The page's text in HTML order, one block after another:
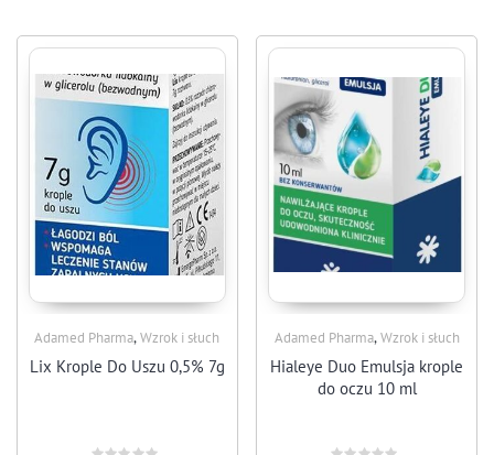
Adamed Pharma,Wzrok i słuch
Lix Krople Do Uszu 0,5% 7g
Adamed Pharma,Wzrok i słuch
Hialeye Duo Emulsja krople
do oczu 10 ml